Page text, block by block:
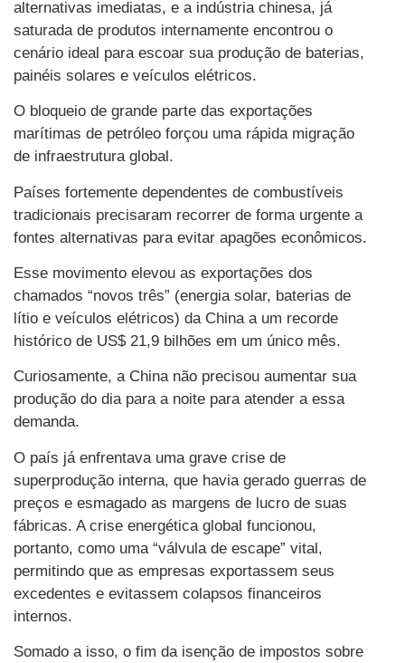
alternativas imediatas, e a indústria chinesa, já
saturada de produtos internamente encontrou o
cenário ideal para escoar sua produção de baterias,
painéis solares e veículos elétricos.
O bloqueio de grande parte das exportações
marítimas de petróleo forçou uma rápida migração
de infraestrutura global.
Países fortemente dependentes de combustíveis
tradicionais precisaram recorrer de forma urgente a
fontes alternativas para evitar apagões econômicos.
Esse movimento elevou as exportações dos
chamados “novos três” (energia solar, baterias de
lítio e veículos elétricos) da China a um recorde
histórico de US$ 21,9 bilhões em um único mês.
Curiosamente, a China não precisou aumentar sua
produção do dia para a noite para atender a essa
demanda.
O país já enfrentava uma grave crise de
superprodução interna, que havia gerado guerras de
preços e esmagado as margens de lucro de suas
fábricas. A crise energética global funcionou,
portanto, como uma “válvula de escape” vital,
permitindo que as empresas exportassem seus
excedentes e evitassem colapsos financeiros
internos.
Somado a isso, o fim da isenção de impostos sobre